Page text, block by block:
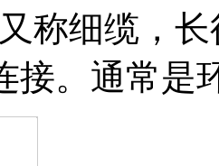
称细缆，
接。通常是